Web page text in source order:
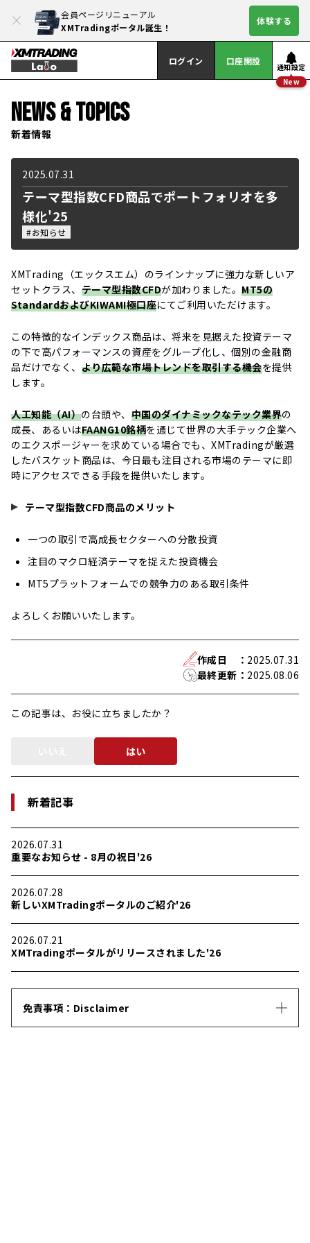
会員ページリニューアル
XMTradingポータル誕生！
体験する
ログイン 口座開設
通知設定
New
News &Topics
新着情報
2025.07.31
テーマ型指数CFD商品でポートフォリオを多
様化'25
#お知らせ
XMTrading（エックスエム）のラインナップに強力な新しいア
セットクラス、 テーマ型指数CFDが加わりました。 MT5の
StandardおよびKIWAMI極口座にてご利用いただけます。
この特徴的なインデックス商品は、将来を見据えた投資テーマ
の下で高パフォーマンスの資産をグループ化し、個別の金融商
品だけでなく、 より広範な市場トレンドを取引する機会を提供
します。
人工知能（AI）の台頭や、 中国のダイナミックなテック業界の
成長、あるいはFAANG10銘柄を通じて世界の大手テック企業へ
のエクスポージャーを求めている場合でも、XMTradingが厳選
したバスケット商品は、今日最も注目される市場のテーマに即
時にアクセスできる手段を提供いたします。
テーマ型指数CFD商品のメリット
一つの取引で高成長セクターへの分散投資
注目のマクロ経済テーマを捉えた投資機会
MT5プラットフォームでの競争力のある取引条件
よろしくお願いいたします。
作成日 ： 2025.07.31
最終更新 ： 2025.08.06
この記事は、お役に立ちましたか？
はい
新着記事
2026.07.31
重要なお知らせ - 8月の祝日'26
2026.07.28
新しいXMTradingポータルのご紹介'26
2026.07.21
XMTradingポータルがリリースされました'26
免責事項：Disclaimer